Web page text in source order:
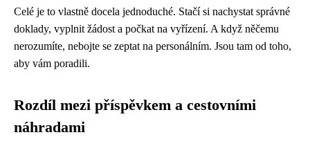
Celé je to vlastně docela jednoduché. Stačí si nachystat správné
doklady, vyplnit žádost a počkat na vyřízení. A když něčemu
nerozumíte, nebojte se zeptat na personálním. Jsou tam od toho,
aby vám poradili.
Rozdíl mezi příspěvkem a cestovními
náhradami